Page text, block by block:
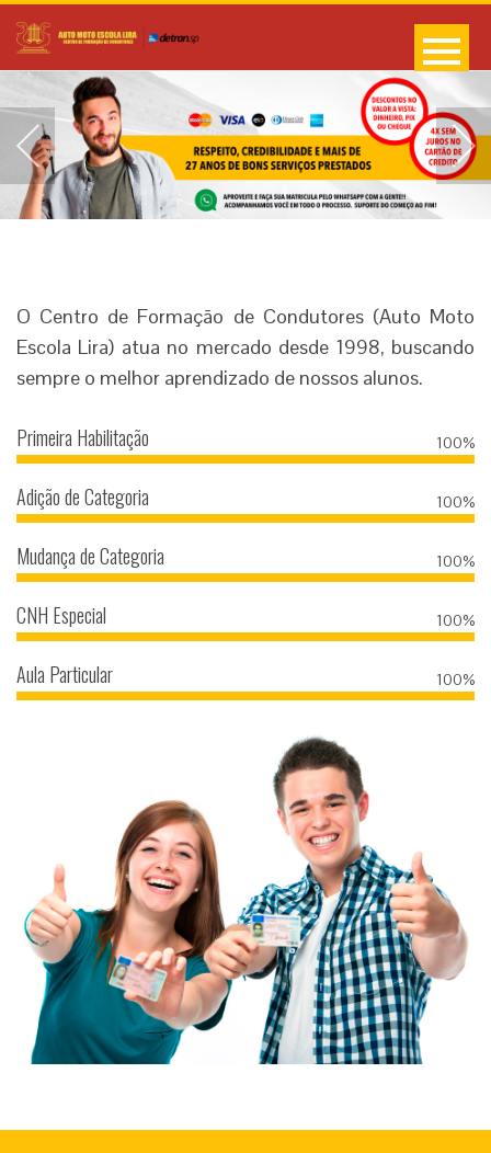
O Centro de Formação de Condutores (Auto Moto
Escola Lira) atua no mercado desde 1998, buscando
sempre o melhor aprendizado de nossos alunos.
Primeira Habilitação 100%
Adição de Categoria 100%
Mudança de Categoria 100%
CNH Especial 100%
Aula Particular 100%